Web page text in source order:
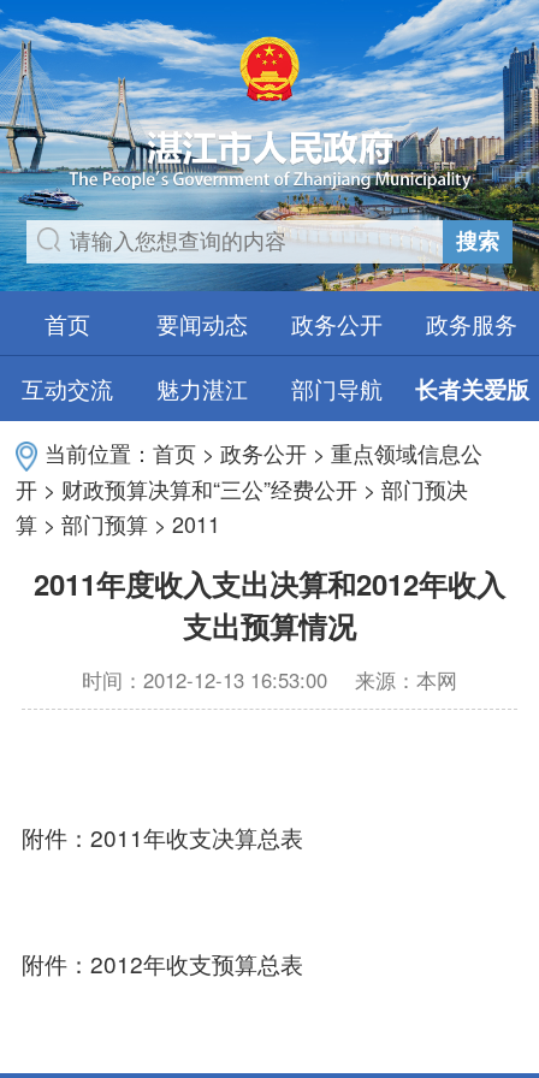
搜索
首页 要闻动态 政务公开
政务服务
互动交流
魅力湛江 部门导航 长者关爱版
当前位置：首页 >政务公开 >重点领域信息公
开 > 财政预算决算和“三公”经费公开 >部门预决
算 >部门预算 >2011
2011年度收入支出决算和2012年收入
支出预算情况
时间：2012-12-13 16:53:00 来源：本网
附件：2011年收支决算总表
附件：2012年收支预算总表